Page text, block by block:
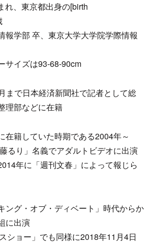
れ、東京都出身の[birth
報学部 卒、東京大学大学院学際情報
サイズは93-68-90cm
まで日本経済新聞社で記者として総
理部などに在籍
在籍していた時期である2004年～
るり」名義でアダルトビデオに出演
年に「週刊文春」によって報じら
ング・オブ・ディベート」時代からか
に出演
ショー」でも同様に2018年11月4日